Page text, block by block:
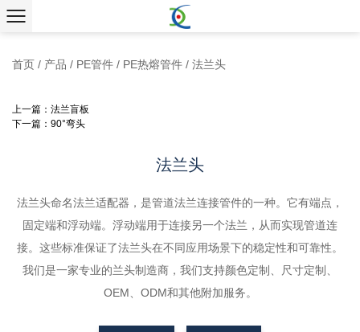
首页 / 产品 / PE管件 / PE热熔管件 / 法兰头
上一篇：法兰盲板
下一篇：90°弯头
法兰头
法兰头命名法兰适配器，是管道法兰连接管件的一种。它有端点，
固定端和浮动端。浮动端用于连接另一个法兰，从而实现管道连
接。这些标准保证了法兰头在不同应用场景下的稳定性和可靠性。
我们是一家专业的兰头制造商，我们支持颜色定制、尺寸定制、
OEM、ODM和其他附加服务。